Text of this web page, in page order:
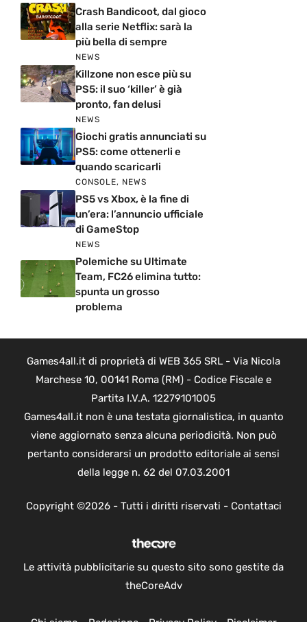
Crash Bandicoot, dal gioco
alla serie Netflix: sarà la
più bella di sempre
NEWS
Killzone non esce più su
PS5: il suo ‘killer’ è già
pronto, fan delusi
NEWS
Giochi gratis annunciati su
PS5: come ottenerli e
quando scaricarli
CONSOLE, NEWS
PS5 vs Xbox, è la fine di
un’era: l’annuncio ufficiale
di GameStop
NEWS
Polemiche su Ultimate
Team, FC26 elimina tutto:
spunta un grosso
problema
Games4all.it di proprietà di WEB 365 SRL - Via Nicola
Marchese 10, 00141 Roma (RM) - Codice Fiscale e
Partita I.V.A. 12279101005
Games4all.it non è una testata giornalistica, in quanto
viene aggiornato senza alcuna periodicità. Non può
pertanto considerarsi un prodotto editoriale ai sensi
della legge n. 62 del 07.03.2001
Copyright ©2026 - Tutti i diritti riservati - Contattaci
Le attività pubblicitarie su questo sito sono gestite da
theCoreAdv